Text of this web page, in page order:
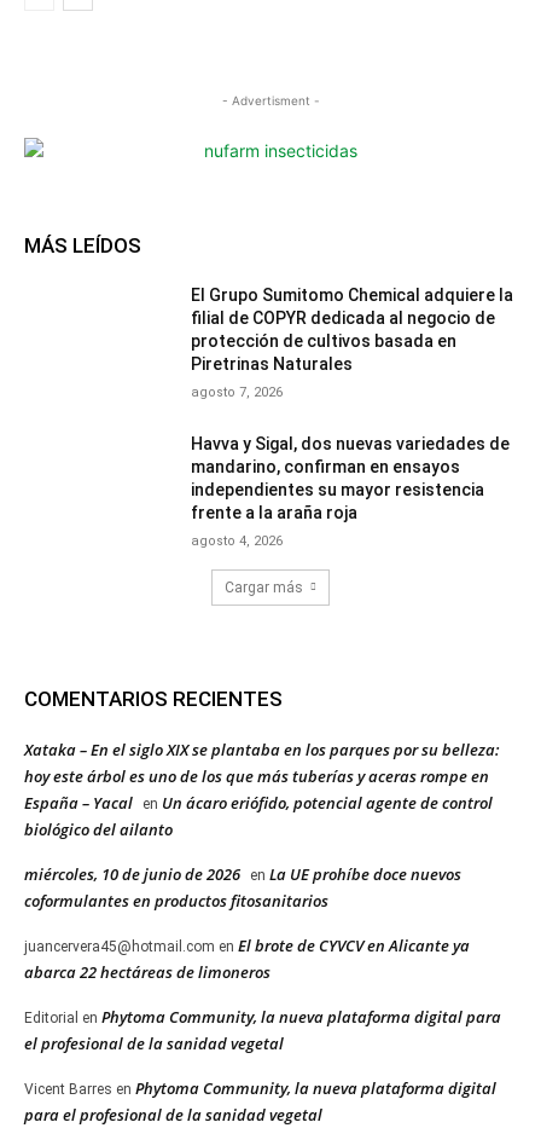
- Advertisment -
MÁS LEÍDOS
El Grupo Sumitomo Chemical adquiere la
filial de COPYR dedicada al negocio de
protección de cultivos basada en
Piretrinas Naturales
agosto 7, 2026
Havva y Sigal, dos nuevas variedades de
mandarino, confirman en ensayos
independientes su mayor resistencia
frente a la araña roja
agosto 4, 2026
Cargar más
COMENTARIOS RECIENTES
Xataka – En el siglo XIX se plantaba en los parques por su belleza:
hoy este árbol es uno de los que más tuberías y aceras rompe en
España – Yacal
en Un ácaro eriófido, potencial agente de control
biológico del ailanto
miércoles, 10 de junio de 2026 en La UE prohíbe doce nuevos
coformulantes en productos fitosanitarios
juancervera45@hotmail.com en El brote de CYVCV en Alicante ya
abarca 22 hectáreas de limoneros
Editorial en Phytoma Community, la nueva plataforma digital para
el profesional de la sanidad vegetal
Vicent Barres en Phytoma Community, la nueva plataforma digital
para el profesional de la sanidad vegetal